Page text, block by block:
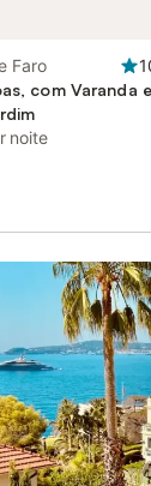
Faro
com Varanda e
noite